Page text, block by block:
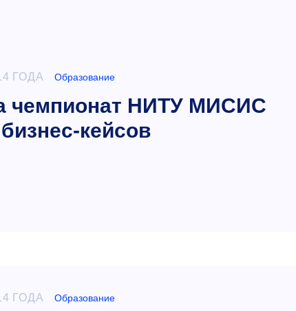
ГОДА Образование
чемпионат НИТУ МИСИС
кейсов
ГОДА Образование